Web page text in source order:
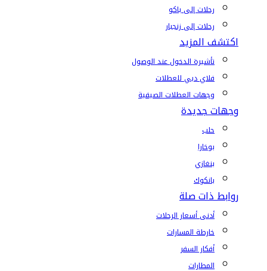
رحلات إلى باكو
رحلات إلى زنجبار
اكتشف المزيد
تأشيرة الدخول عند الوصول
فلاي دبي للعطلات
وجهات العطلات الصيفية
وجهات جديدة
حلب
بوخارا
بنغازي
بانكوك
روابط ذات صلة
أدنى أسعار الرحلات
خارطة المسارات
أفكار السفر
المطارات